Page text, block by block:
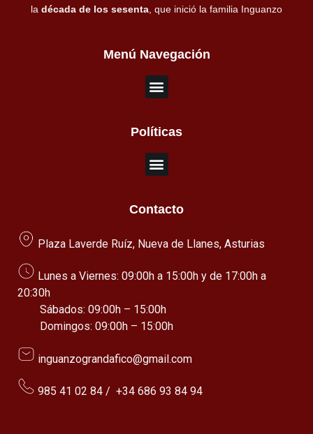
la década de los sesenta, que inició la familia Inguanzo
Menú Navegación
Políticas
Contacto
Plaza Laverde Ruíz, Nueva de Llanes, Asturias
Lunes a Viernes: 09:00h a 15:00h y de 17:00h a
20:30h
Sábados: 09:00h – 15:00h
Domingos: 09:00h – 15:00h
inguanzograndafico@gmail.com
985 41 02 84 / +34 686 93 84 94